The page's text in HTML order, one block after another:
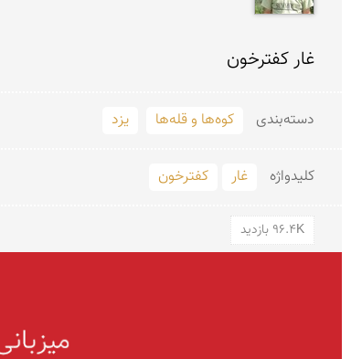
غار كفترخون
دسته‌بندی کوه‌ها و قله‌ها یزد
کلید‌واژه غار کفترخون
96.4K بازدید